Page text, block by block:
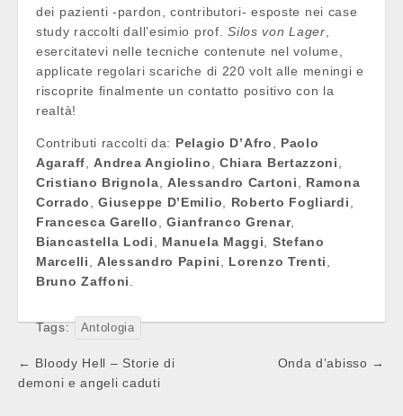
dei pazienti -pardon, contributori- esposte nei case
study raccolti dall’esimio prof.Silos von Lager
esercitatevi nelle tecniche contenute nel volume,
applicate regolari scariche di 220 volt alle meningi e
riscoprite finalmente un contatto positivo con la
realtà!
Contributi raccolti da: Pelagio D’Afro
Paolo
Agaraff
Andrea Angiolino Chiara Bertazzoni
Cristiano Brignola
Alessandro Cartoni
Ramona
Corrado
,Giuseppe D’Emilio Roberto Fogliardi
Francesca Garello
,Gianfranco Grenar,
Biancastella Lodi
Manuela Maggi
Stefano
Marcelli
Alessandro Papini Lorenzo Trenti
Bruno Zaffoni
Tags: Antologia
Post
navigation
← Bloody Hell – Storie di
demoni e angeli caduti
Onda d’abisso →